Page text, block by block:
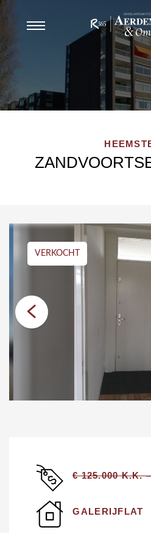
VERKOCHT
€ 125.000 K.K.
GALERIJFLAT